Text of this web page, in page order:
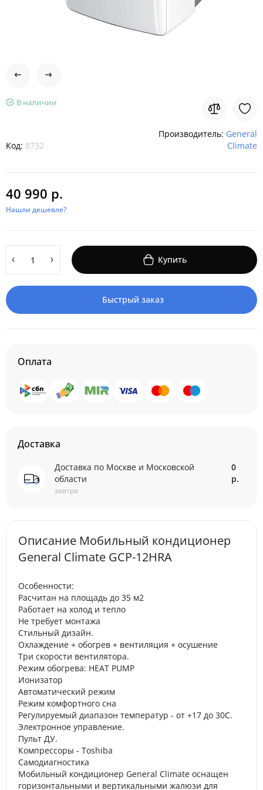
В наличии
Код: 8732
Производитель: General
Climate
40 990 р.
Нашли дешевле?
Купить
Быстрый заказ
Оплата
Доставка
Доставка по Москве и Московской
области
завтра
0
р.
Описание Мобильный кондиционер
General Climate GCP-12HRA
Особенности:
Расчитан на площадь до 35 м2
Работает на холод и тепло
Не требует монтажа
Стильный дизайн.
Охлаждение + обогрев + вентиляция + осушение
Три скорости вентилятора.
Режим обогрева: HEAT PUMP
Ионизатор
Автоматический режим
Режим комфортного сна
Регулируемый диапазон температур - от +17 до 30C.
Электронное управление.
Пульт ДУ.
Компрессоры - Toshiba
Cамодиагностика
Мобильный кондиционер General Climate оснащен
горизонтальными и вертикальными жалюзи для